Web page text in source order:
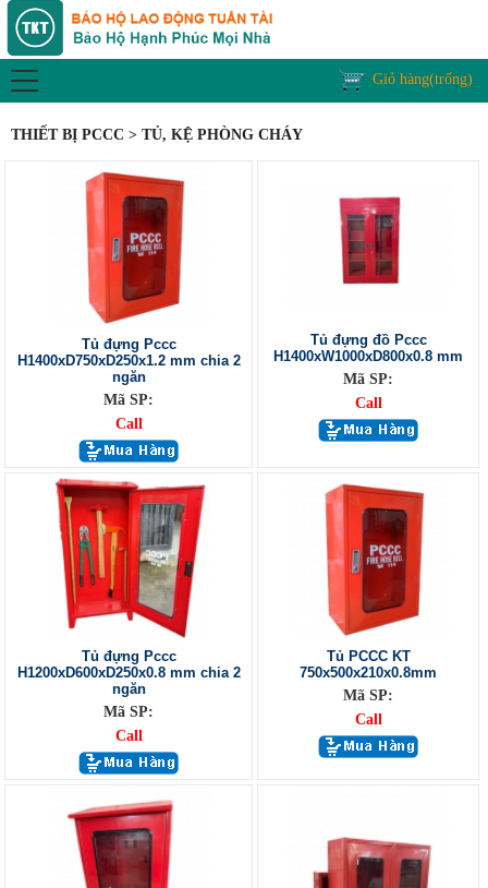
Giỏ hàng(trống)
THIẾT BỊ PCCC > TỦ, KỆ PHÒNG CHÁY
Tủ đựng Pccc
H1400xD750xD250x1.2 mm chia 2
ngăn
Mã SP:
Call
Tủ đựng đồ Pccc
H1400xW1000xD800x0.8 mm
Mã SP:
Call
Tủ đựng Pccc
H1200xD600xD250x0.8 mm chia 2
ngăn
Mã SP:
Call
Tủ PCCC KT
750x500x210x0.8mm
Mã SP:
Call